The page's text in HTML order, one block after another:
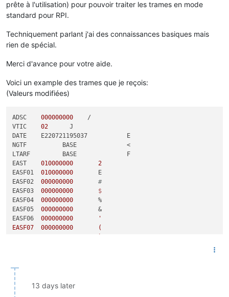
prête à l'utilisation) pour pouvoir traiter les trames en mode
standard pour RPI.
Techniquement parlant j'ai des connaissances basiques mais
rien de spécial.
Merci d'avance pour votre aide.
Voici un example des trames que je reçois:
(Valeurs modifiées)
ADSC 000000000
    /
VTIC 02
      J
DATE    E220721195037           E
NGTF          BASE              <
LTARF         BASE              F
EAST 010000000
2
EASF01 010000000
       E
EASF02 000000000
#
EASF03 000000000
EASF04 000000000
       %
EASF05 000000000
       &
EASF06 000000000
'
EASF07  000000000       (
EASD02  000000000       8
EASD03  000500000       6
EASD04  001000000      :
13 days later